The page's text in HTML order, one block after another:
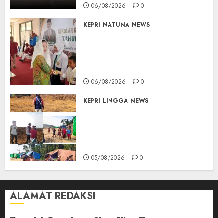
06/08/2026 0
KEPRI NATUNA NEWS
06/08/2026 0
KEPRI LINGGA NEWS
05/08/2026 0
ALAMAT REDAKSI